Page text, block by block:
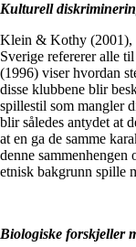
Kulturell
Klein & Kothy (2001),
Sverige refererer alle
(1996) viser hvordan
disse klubbene blir
spillestil som mangler
blir således antydet at
at en ga de samme
denne
etnisk bakgrunn spille
Biologiske forskjeller